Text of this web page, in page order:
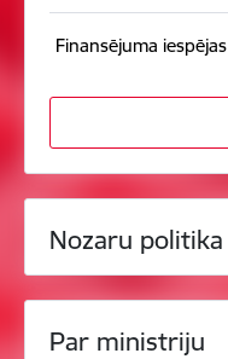
Finansējuma iespējas
Nozaru politika
Par ministriju